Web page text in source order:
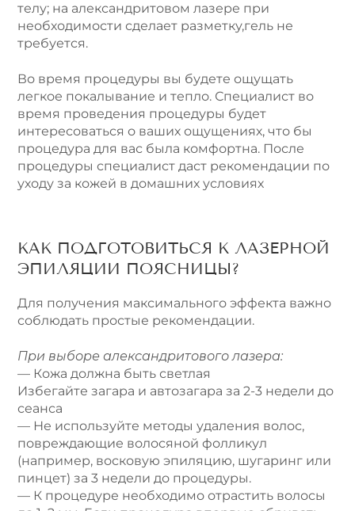
телу; на александритовом лазере при
необходимости сделает разметку,гель не
требуется.
Во время процедуры вы будете ощущать
легкое покалывание и тепло. Специалист во
время проведения процедуры будет
интересоваться о ваших ощущениях, что бы
процедура для вас была комфортна. После
процедуры специалист даст рекомендации по
уходу за кожей в домашних условиях
КАК ПОДГОТОВИТЬСЯ К ЛАЗЕРНОЙ
ЭПИЛЯЦИИ ПОЯСНИЦЫ?
Для получения максимального эффекта важно
соблюдать простые рекомендации.
При выборе александритового лазера:
— Кожа должна быть светлая
Избегайте загара и автозагара за 2-3 недели до
сеанса
— Не используйте методы удаления волос,
повреждающие волосяной фолликул
(например, восковую эпиляцию, шугаринг или
пинцет) за 3 недели до процедуры.
— К процедуре необходимо отрастить волосы